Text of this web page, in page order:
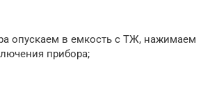
опускаем в емкость с ТЖ, нажимаем
прибора;